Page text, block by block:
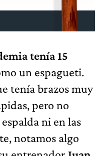
tenía 15
un espagueti.
tenía brazos muy
pero no
ni en las
notamos algo